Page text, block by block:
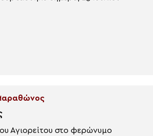
Αγιορείτου στο φερώνυμο